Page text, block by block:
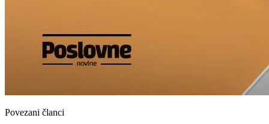
Povezani članci